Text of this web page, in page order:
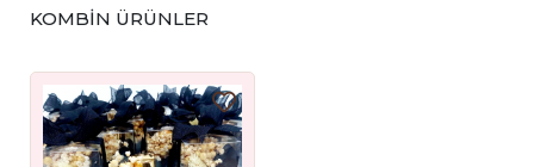
KOMBİN ÜRÜNLER